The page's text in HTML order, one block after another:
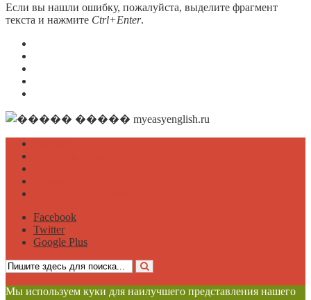
Если вы нашли ошибку, пожалуйста, выделите фрагмент
текста и нажмите Ctrl+Enter.
Facebook
Twitter
Google Plus
Мы используем куки для наилучшего представления нашего